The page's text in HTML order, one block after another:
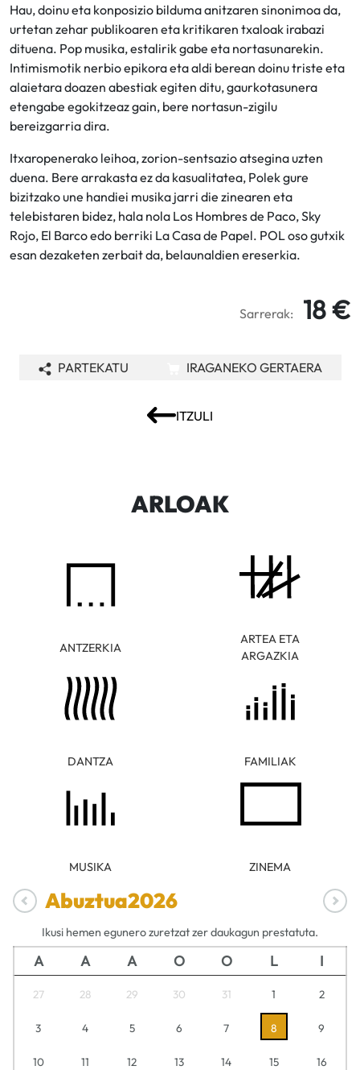
Hau, doinu eta konposizio bilduma anitzaren sinonimoa da,
urtetan zehar publikoaren eta kritikaren txaloak irabazi
dituena. Pop musika, estalirik gabe eta nortasunarekin.
Intimismotik nerbio epikora eta aldi berean doinu triste eta
alaietara doazen abestiak egiten ditu, gaurkotasunera
etengabe egokitzeaz gain, bere nortasun-zigilu
bereizgarria dira.
Itxaropenerako leihoa, zorion-sentsazio atsegina uzten
duena. Bere arrakasta ez da kasualitatea, Polek gure
bizitzako une handiei musika jarri die zinearen eta
telebistaren bidez, hala nola Los Hombres de Paco, Sky
Rojo, El Barco edo berriki La Casa de Papel. POL oso gutxik
esan dezaketen zerbait da, belaunaldien ereserkia.
Sarrerak: 18 €
ITZULI
PARTEKATU IRAGANEKO GERTAERA
ARLOAK
ANTZERKIA
ARTEA ETA
ARGAZKIA
DANTZA FAMILIAK
MUSIKA ZINEMA
Abuztua2026
Ikusi hemen egunero zuretzat zer daukagun prestatuta.
A A A O O L I
27 28 29 30 31 1 2
3 4 5 6 7 8 9
10 11 12 13 14 15 16